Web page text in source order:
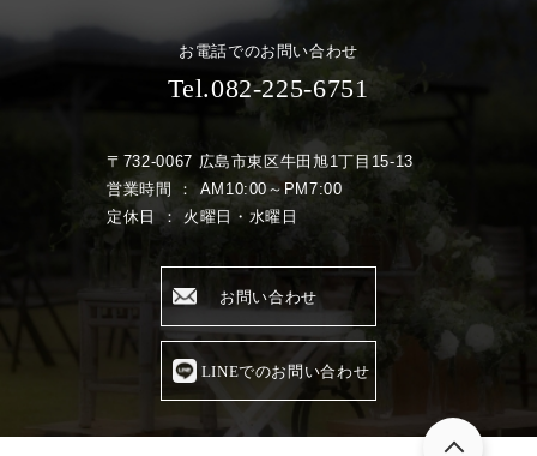
お電話でのお問い合わせ
Tel.082-225-6751
〒732-0067 広島市東区牛田旭1丁目15-13
営業時間 ： AM10:00～PM7:00
定休日 ： 火曜日・水曜日
お問い合わせ
LINEでのお問い合わせ